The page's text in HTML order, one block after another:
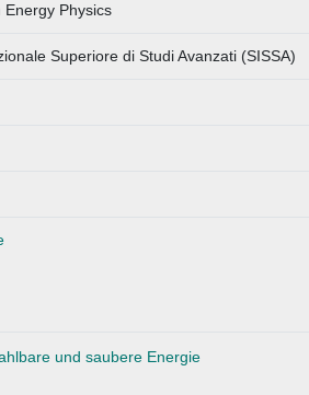
Physics
Superiore di Studi Avanzati (SISSA)